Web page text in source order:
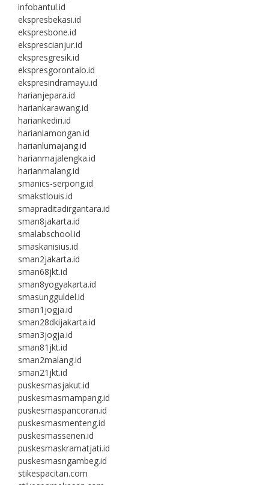
infobantul.id
ekspresbekasi.id
ekspresbone.id
eksprescianjur.id
ekspresgresik.id
ekspresgorontalo.id
ekspresindramayu.id
harianjepara.id
hariankarawang.id
hariankediri.id
harianlamongan.id
harianlumajang.id
harianmajalengka.id
harianmalang.id
smanics-serpong.id
smakstlouis.id
smapraditadirgantara.id
sman8jakarta.id
smalabschool.id
smaskanisius.id
sman2jakarta.id
sman68jkt.id
sman8yogyakarta.id
smasungguldel.id
sman1jogja.id
sman28dkijakarta.id
sman3jogja.id
sman81jkt.id
sman2malang.id
sman21jkt.id
puskesmasjakut.id
puskesmasmampang.id
puskesmaspancoran.id
puskesmasmenteng.id
puskesmassenen.id
puskesmaskramatjati.id
puskesmasngambeg.id
stikespacitan.com